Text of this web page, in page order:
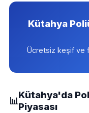
Kütahya
Ücretsiz keşif ve
📊
Kütahya'da
Piyasası